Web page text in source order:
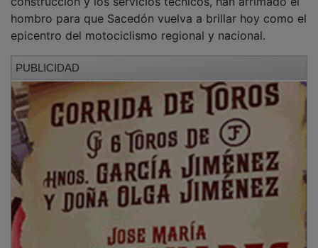
hombro para que Sacedón vuelva a brillar hoy como el
epicentro del motociclismo regional y nacional.